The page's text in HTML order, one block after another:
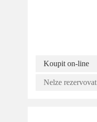
Koupit on-line
Nelze rezervovat